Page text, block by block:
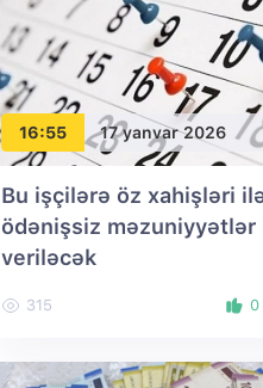
16:55 17 yanvar 2026
Bu işçilərə öz xahişləri
ödənişsiz məzuniyyətlər
veriləcək
315 0